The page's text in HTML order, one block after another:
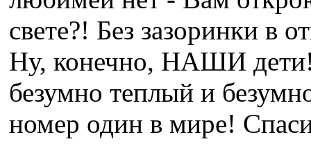
свете?! Без зазоринки в
Ну, конечно, НАШИ
безумно теплый и
номер один в мире!